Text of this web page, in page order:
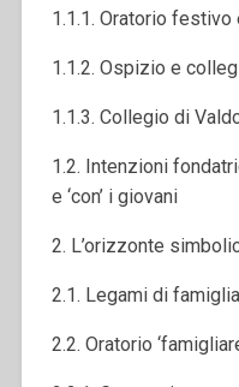
1.1.1. Oratorio festivo
1.1.2. Ospizio e
1.1.3. Collegio di
1.2. Intenzioni
e ‘con’ i giovani
2. L’orizzonte
2.1. Legami di famiglia
2.2. Oratorio